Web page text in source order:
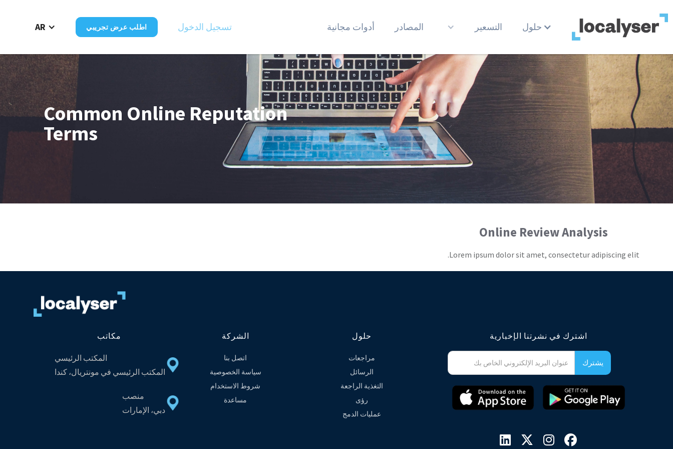
حلول التسعير المصادر أدوات مجانية تسجيل الدخول اطلب عرض تجريبي AR
Common Online Reputation
Terms
Online Review Analysis
Lorem ipsum dolor sit amet, consectetur adipiscing elit.
مكاتب
المكتب الرئيسي
المكتب الرئيسي في مونتريال، كندا
منصب
دبي، الإمارات
الشركة
اتصل بنا
سياسة الخصوصية
شروط الاستخدام
مساعدة
حلول
مراجعات
الرسائل
التغذية الراجعة
رؤى
عمليات الدمج
اشترك في نشرتنا الإخبارية



